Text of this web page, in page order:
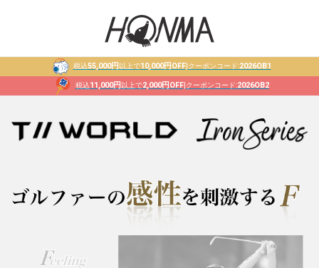
税込55,000円 以上で10,000円OFF|クーポンコード:2026OB1
税込11,000円 以上で2,000円OFF|クーポンコード:2026OB2